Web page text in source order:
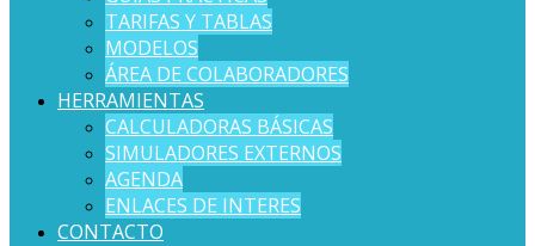
TARIFAS Y TABLAS
MODELOS
ÁREA DE COLABORADORES
HERRAMIENTAS
CALCULADORAS BÁSICAS
SIMULADORES EXTERNOS
AGENDA
ENLACES DE INTERES
CONTACTO